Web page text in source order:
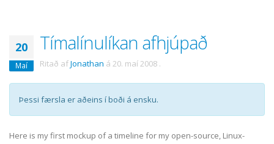
20
Maí
Tímalínulíkan afhjúpað
Ritað afJonathan á 20. maí 2008 .
Þessi færsla er aðeins í boði á ensku.
Here is my first mockup of a timeline for my open-source, Linux-